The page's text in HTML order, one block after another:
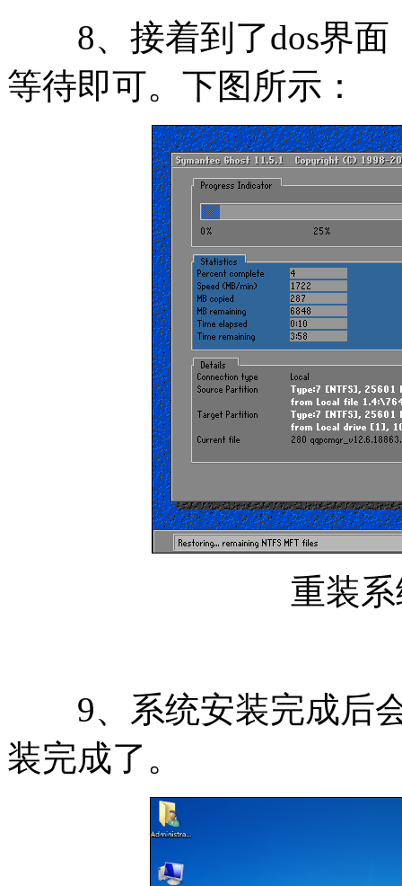
8、接着到了dos界面
等待即可。下图所示：
重装
9、系统安装完成后会
装完成了。